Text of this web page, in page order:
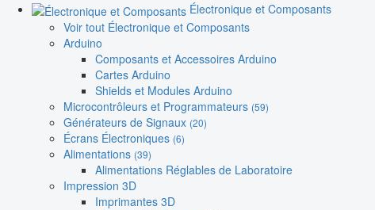
Électronique et Composants
Voir tout Électronique et Composants
Arduino
Composants et Accessoires Arduino
Cartes Arduino
Shields et Modules Arduino
Microcontrôleurs et Programmateurs (59)
Générateurs de Signaux (20)
Écrans Électroniques (6)
Alimentations (39)
Alimentations Réglables de Laboratoire
Impression 3D
Imprimantes 3D